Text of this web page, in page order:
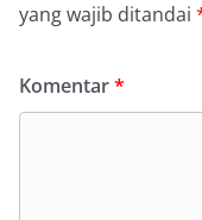
yang wajib ditandai
Komentar*